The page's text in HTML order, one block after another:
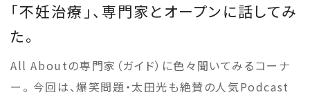
「不妊治療」、専門家とオープンに話してみ
た。
All Aboutの専門家（ガイド）に色々聞いてみるコーナ
ー。 今回は、爆笑問題・太田光も絶賛の人気Podcast